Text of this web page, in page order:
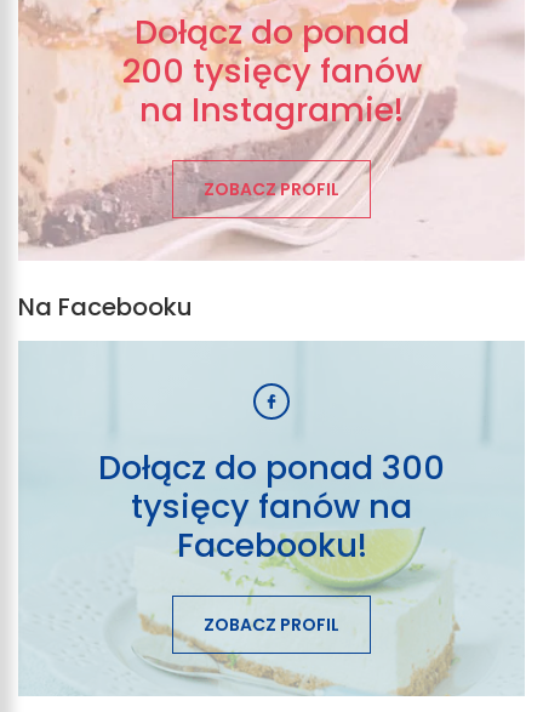
Dołącz do ponad
200 tysięcy fanów
na Instagramie!
ZOBACZ PROFIL
Na Facebooku
Dołącz do ponad 300
tysięcy fanów na
Facebooku!
ZOBACZ PROFIL